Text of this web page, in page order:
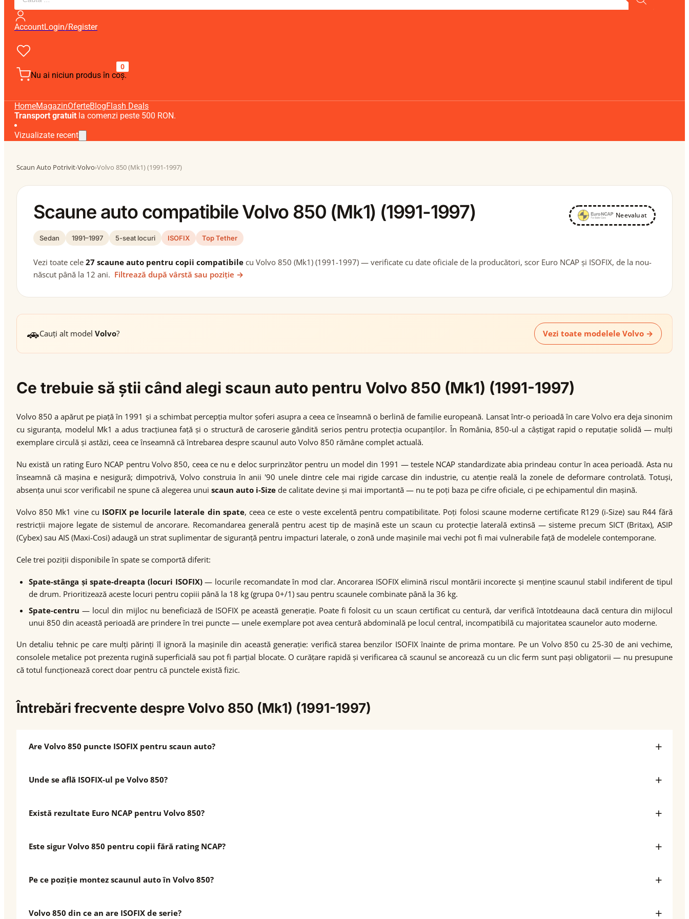
AccountLogin/Register
0
Nu ai niciun produs în coș.
HomeMagazinOferteBlogFlash Deals
Transport gratuit la comenzi peste 500 RON.
Vizualizate recent
Scaun Auto Potrivit›Volvo›Volvo 850 (Mk1) (1991-1997)
Scaune auto compatibile Volvo 850 (Mk1) (1991-1997) Neevaluat
Sedan 1991–1997 5-seat locuri ISOFIX Top Tether
Vezi toate cele 27 scaune auto pentru copii compatibile cu Volvo 850 (Mk1) (1991-1997) — verificate cu date oficiale de la producători, scor Euro NCAP și ISOFIX, de la nou-
născut până la 12 ani. Filtrează după vârstă sau poziție →
🚗Cauți alt model Volvo? Vezi toate modelele Volvo →
Ce trebuie să știi când alegi scaun auto pentru Volvo 850 (Mk1) (1991-1997)
Volvo 850 a apărut pe piață în 1991 și a schimbat percepția multor șoferi asupra a ceea ce înseamnă o berlină de familie europeană. Lansat într-o perioadă în care Volvo era deja sinonim
cu siguranța, modelul Mk1 a adus tracțiunea față și o structură de caroserie gândită serios pentru protecția ocupanților. În România, 850-ul a câștigat rapid o reputație solidă — mulți
exemplare circulă și astăzi, ceea ce înseamnă că întrebarea despre scaunul auto Volvo 850 rămâne complet actuală.
Nu există un rating Euro NCAP pentru Volvo 850, ceea ce nu e deloc surprinzător pentru un model din 1991 — testele NCAP standardizate abia prindeau contur în acea perioadă. Asta nu
înseamnă că mașina e nesigură; dimpotrivă, Volvo construia în anii '90 unele dintre cele mai rigide carcase din industrie, cu atenție reală la zonele de deformare controlată. Totuși,
absența unui scor verificabil ne spune că alegerea unui scaun auto i-Size de calitate devine și mai importantă — nu te poți baza pe cifre oficiale, ci pe echipamentul din mașină.
Volvo 850 Mk1 vine cu ISOFIX pe locurile laterale din spate, ceea ce este o veste excelentă pentru compatibilitate. Poți folosi scaune moderne certificate R129 (i-Size) sau R44 fără
restricții majore legate de sistemul de ancorare. Recomandarea generală pentru acest tip de mașină este un scaun cu protecție laterală extinsă — sisteme precum SICT (Britax), ASIP
(Cybex) sau AIS (Maxi-Cosi) adaugă un strat suplimentar de siguranță pentru impacturi laterale, o zonă unde mașinile mai vechi pot fi mai vulnerabile față de modelele contemporane.
Cele trei poziții disponibile în spate se comportă diferit:
Spate-stânga și spate-dreapta (locuri ISOFIX)— locurile recomandate în mod clar. Ancorarea ISOFIX elimină riscul montării incorecte și menține scaunul stabil indiferent de tipul
de drum. Prioritizează aceste locuri pentru copiii până la 18 kg (grupa 0+/1) sau pentru scaunele combinate până la 36 kg.
Spate-centru — locul din mijloc nu beneficiază de ISOFIX pe această generație. Poate fi folosit cu un scaun certificat cu centură, dar verifică întotdeauna dacă centura din mijlocul
unui 850 din această perioadă are prindere în trei puncte — unele exemplare pot avea centură abdominală pe locul central, incompatibilă cu majoritatea scaunelor auto moderne.
Un detaliu tehnic pe care mulți părinți îl ignoră la mașinile din această generație: verifică starea benzilor ISOFIX înainte de prima montare. Pe un Volvo 850 cu 25-30 de ani vechime,
consolele metalice pot prezenta rugină superficială sau pot fi parțial blocate. O curățare rapidă și verificarea că scaunul se ancorează cu un clic ferm sunt pași obligatorii — nu presupune
că totul funcționează corect doar pentru că punctele există fizic.
Întrebări frecvente despre Volvo 850 (Mk1) (1991-1997)
Are Volvo 850 puncte ISOFIX pentru scaun auto?
Unde se află ISOFIX-ul pe Volvo 850?
Există rezultate Euro NCAP pentru Volvo 850?
Este sigur Volvo 850 pentru copii fără rating NCAP?
Pe ce poziție montez scaunul auto în Volvo 850?
Volvo 850 din ce an are ISOFIX de serie?